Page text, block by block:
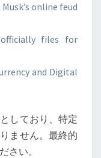
online feud
officially files for
and Digital
しており、特定
ません。最終的
さい。